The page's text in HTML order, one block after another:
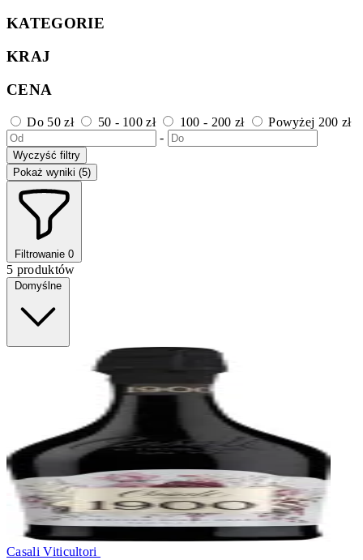
KATEGORIE
KRAJ
CENA
Do 50 zł 50 - 100 zł 100 - 200 zł
Powyżej 200 zł
-
Wyczyść filtry
Pokaż wyniki (5)
Filtrowanie 0
5 produktów
Domyślne
Casali Viticultori